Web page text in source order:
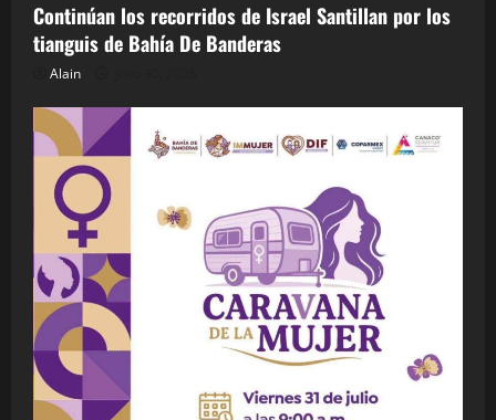
Continúan los recorridos de Israel Santillan por los
tianguis de Bahía De Banderas
Alain